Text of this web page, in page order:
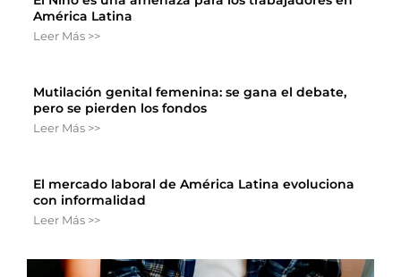
América Latina
Leer Más >>
Mutilación genital femenina: se gana el debate,
pero se pierden los fondos
Leer Más >>
El mercado laboral de América Latina evoluciona
con informalidad
Leer Más >>